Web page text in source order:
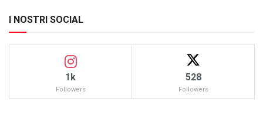
I NOSTRI SOCIAL
1k
Followers
528
Followers